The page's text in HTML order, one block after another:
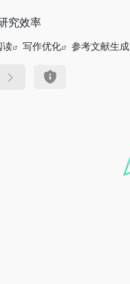
究效率
读 写作优化 参考文献生成